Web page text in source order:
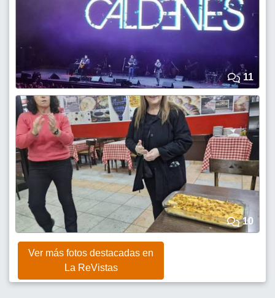
11
10
Ver más fotos destacadas en
La ReVistas